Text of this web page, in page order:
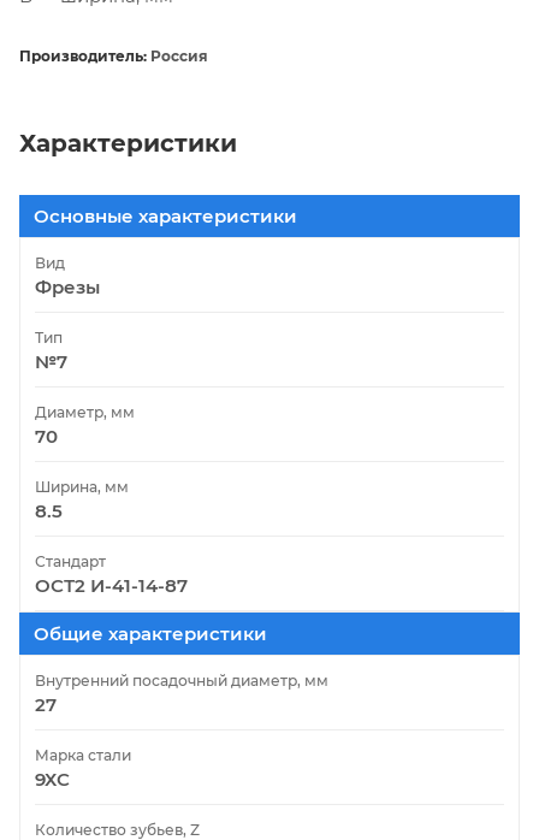
Производитель: Россия
Характеристики
Основные характеристики
Вид
Фрезы
Тип
№7
Диаметр, мм
70
Ширина, мм
8.5
Стандарт
ОСТ2 И-41-14-87
Общие характеристики
Внутренний посадочный диаметр, мм
27
Марка стали
9ХС
Количество зубьев, Z